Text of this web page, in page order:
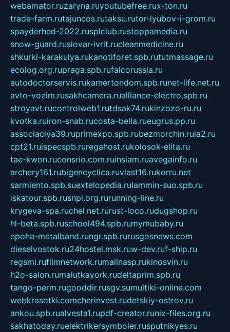
webamator.ruzaryna.ruyoutubefree.rux-ton.ru
trade-farm.rutajuncos.rutaksu.rutor-lyubov-i-grom.ru
spayderhed-2022.rusplclub.rustoppamedia.ru
snow-guard.ruslovar-ivrit.rucleanmedicine.ru
shkurki-karakulya.rukanotiforet.spb.rututmassage.ru
ecolog.org.rupraga.spb.rufalcorussia.ru
autodoctorservis.rukamertondom.spb.runet-life.net.ru
avto-vozim.rusakhcamera.rualliance-electro.spb.ru
stroyavt.rucontrolweb1.rutdsak74.rukinzozo-ru.ru
kvotka.ruiron-snab.rucosta-bella.rueugrus.pp.ru
associaciya39.ruprimexpo.spb.rubezmorchin.ruia2.ru
cpt21.ruispecspb.ruregahost.rukolosok-elita.ru
tae-kwon.ruconsrio.com.ruinsiam.ruavegainfo.ru
archery161.rubigencyclica.ruvlast16.rukorru.net
sarmiento.spb.suextelopedia.rulammin-suo.spb.ru
iskatour.spb.rusnpi.org.rurunning-line.ru
krygeva-spa.ruchel.net.rurust-loco.rudugshop.ru
hl-beta.spb.ruschool494.spb.rumymubaby.ru
epoha-metalband.rungr.spb.rurusgosnews.com
dieselvostok.ru24hostel.msk.ruw-dev.ruf-ship.ru
regsmi.rufilmnetwork.rumalinasp.rukinosvin.ru
h2o-salon.rumalutkayork.rudeltaprim.spb.ru
tango-perm.rugooddir.rusgv.sumultiki-online.com
webkrasotki.comcherinvest.rudetskiy-ostrov.ru
ankou.spb.rualvesta1.rupdf-creator.runix-files.org.ru
sakhatoday.ruelektrikersymboler.rusputnikyes.ru